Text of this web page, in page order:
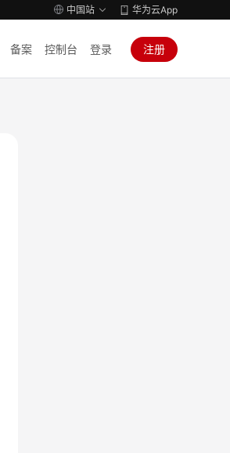
中国站 华为云App
备案 控制台 登录 注册